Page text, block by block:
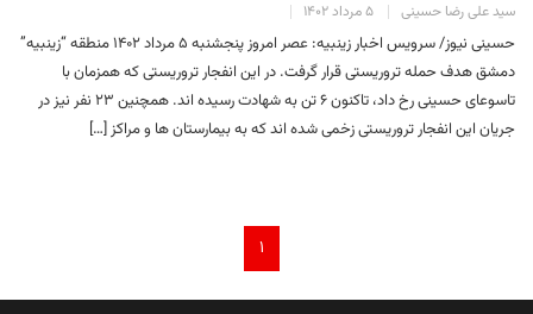
سید علی رضا حسینی ۵ مرداد ۱۴۰۲
حسینی نیوز/ سرویس اخبار زینبیه: عصر امروز پنجشنبه ۵ مرداد ۱۴۰۲ منطقه “زینبیه”
دمشق هدف حمله تروریستی قرار گرفت. در این انفجار تروریستی که همزمان با
تاسوعای حسینی رخ داد، تاکنون ۶ تن به شهادت رسیده اند. همچنین ۲۳ نفر نیز در
جریان این انفجار تروریستی زخمی شده اند که به بیمارستان ها و مراکز […]
۱